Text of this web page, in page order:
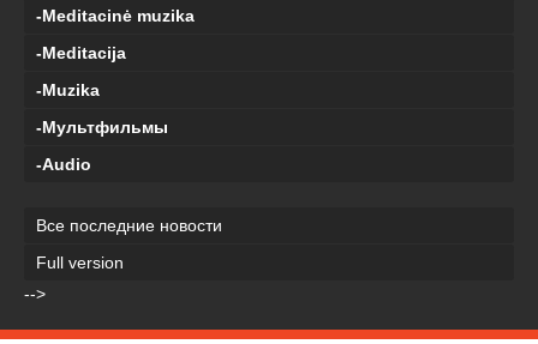
-Meditacinė muzika
-Meditacija
-Muzika
-Мультфильмы
-Audio
Все последние новости
Full version
-->